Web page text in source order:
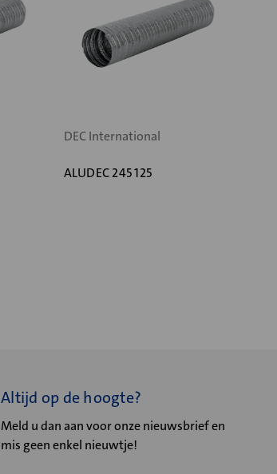
DEC International
ALUDEC 245 125
Altijd op de hoogte?
Meld u dan aan voor onze nieuwsbrief en
mis geen enkel nieuwtje!